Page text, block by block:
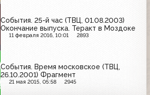
События. 25-й час (ТВЦ, 01.08.2003)
Окончание выпуска. Теракт в Моздоке
11 февраля 2016, 10:01 2893
События. Время московское (ТВЦ,
26.10.2001) Фрагмент
21 мая 2015, 05:58 2945